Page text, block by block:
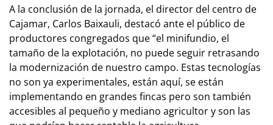
A la conclusión de la jornada, el director del centro de
Cajamar, Carlos Baixauli, destacó ante el pú­­blico de
pro­ductores congregados que “el minifundio, el
tamaño de la explotación, no puede seguir re­tra­san­do
la mo­der­ni­za­ción de nuestro campo. Estas tecnologías
no son ya experimentales, están aquí, se están
implementando en grandes fincas pero son también
accesibles al pe­que­ño y mediano agricultor y son las